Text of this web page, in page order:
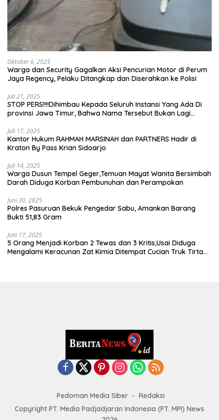
Oktober 6, 2025
Warga dan Security Gagalkan Aksi Pencurian Motor di Perum
Jaya Regency, Pelaku Ditangkap dan Diserahkan ke Polisi
Juli 21, 2025
STOP PERS!!!!Dihimbau Kepada Seluruh Instansi Yang Ada Di
provinsi Jawa Timur, Bahwa Nama Tersebut Bukan Lagi
Juli 17, 2025
Kantor Hukum RAHMAH MARSINAH dan PARTNERS Hadir di
Kraton By Pass Krian Sidoarjo
Juli 14, 2025
Warga Dusun Tempel Geger,Temuan Mayat Wanita Bersimbah
Darah Diduga Korban Pembunuhan dan Perampokan
Juni 30, 2025
Polres Pasuruan Bekuk Pengedar Sabu, Amankan Barang
Bukti 51,83 Gram
Juni 17, 2025
5 Orang Menjadi Korban 2 Tewas dan 3 Kritis,Usai Diduga
Mengalami Keracunan Zat Kimia Ditempat Cucian Truk Tirta
Pedoman Media Siber
Redaksi
Copyright PT. Media Padjadjaran Indonesia (PT. MPI) News